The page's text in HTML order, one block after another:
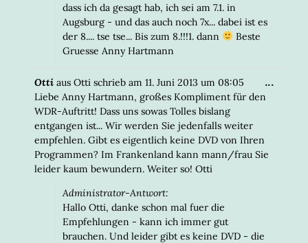
dass ich da gesagt hab, ich sei am 7.1. in
Augsburg - und das auch noch 7x... dabei ist es
der 8.... tse tse... Bis zum 8.!!!1. dann
Beste
Gruesse Anny Hartmann
Otti aus Otti schrieb am 11. Juni 2013 um 08:05
Liebe Anny Hartmann, großes Kompliment für den
WDR-Auftritt! Dass uns sowas Tolles bislang
entgangen ist... Wir werden Sie jedenfalls weiter
empfehlen. Gibt es eigentlich keine DVD von Ihren
Programmen? Im Frankenland kann mann/frau Sie
leider kaum bewundern. Weiter so! Otti
Administrator-Antwort:
Hallo Otti, danke schon mal fuer die
Empfehlungen - kann ich immer gut
brauchen. Und leider gibt es keine DVD - die
...DIESE